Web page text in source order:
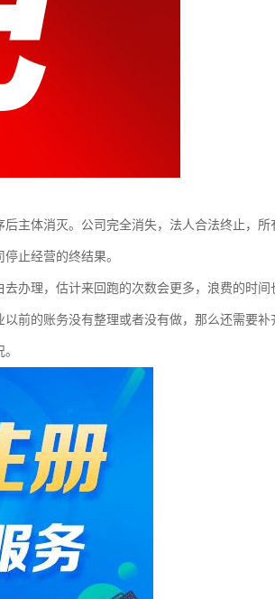
主体消灭。公司完全消失，法人合法终止，所
止经营的终结果。
办理，估计来回跑的次数会更多，浪费的时间
前的账务没有整理或者没有做，那么还需要补